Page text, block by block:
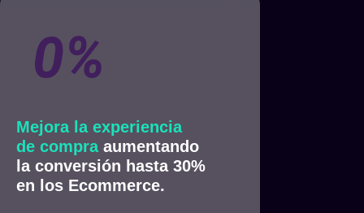
0%
Mejora la experiencia
de compra aumentando
la conversión hasta 30%
en los Ecommerce.